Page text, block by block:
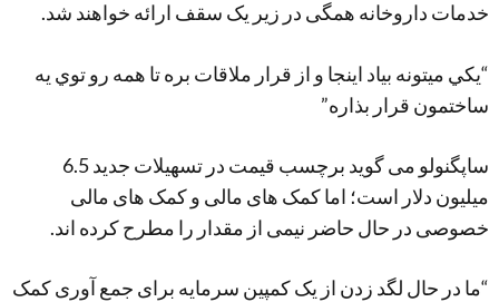
خدمات داروخانه همگی در زیر یک سقف ارائه خواهند شد.
“يکي ميتونه بياد اينجا و از قرار ملاقات بره تا همه رو توي يه
ساختمون قرار بذاره”
ساپگنولو می گوید برچسب قیمت در تسهیلات جدید 6.5
میلیون دلار است؛ اما کمک های مالی و کمک های مالی
خصوصی در حال حاضر نیمی از مقدار را مطرح کرده اند.
“ما در حال لگد زدن از یک کمپین سرمایه برای جمع آوری کمک